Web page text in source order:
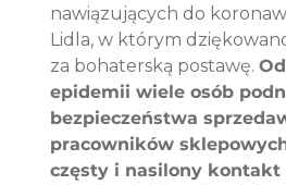
nawiązujących do
Lidla, w którym
za bohaterską postawę.
epidemii wiele osób
bezpieczeństwa
pracowników
częsty i nasilony kontakt